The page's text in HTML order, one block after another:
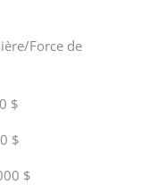
Force de
$
$
$